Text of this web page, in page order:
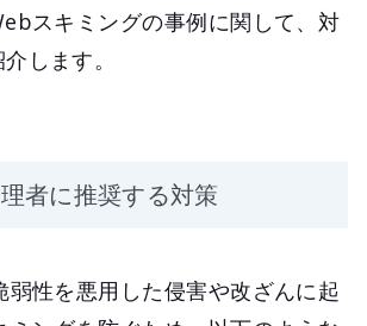
スキミングの事例に関して、対
します。
者に推奨する対策
性を悪用した侵害や改ざんに起